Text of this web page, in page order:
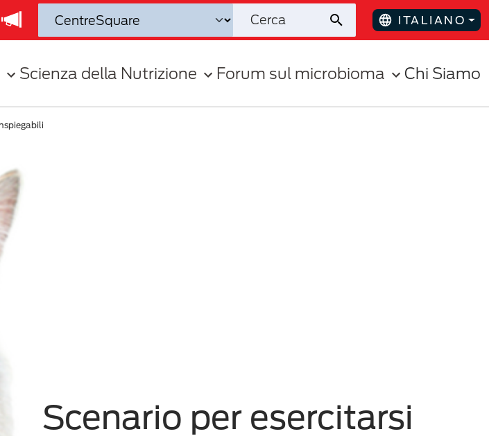
ITALIANO
Scienza della Nutrizione Forum sul microbioma Chi Siamo
Scenario per esercitarsi